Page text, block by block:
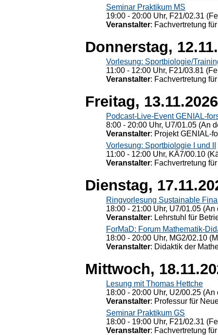
Seminar Praktikum MS
19:00 - 20:00 Uhr, F21/02.31
Veranstalter: Fachvertretung
Donnerstag,
Vorlesung: Sportbiologie/
11:00 - 12:00 Uhr, F21/03.81
Veranstalter: Fachvertretung
Freitag, 13.11.2026
Podcast-Live-Event GENIAL-
8:00 - 20:00 Uhr, U7/01.05 (An
Veranstalter: Projekt GENIAL-
Vorlesung: Sportbiologie I und II
11:00 - 12:00 Uhr, KÄ7/00.10
Veranstalter: Fachvertretung
Dienstag,
Ringvorlesung Sustainable
18:00 - 21:00 Uhr, U7/01.05
Veranstalter: Lehrstuhl für
ForMaD: Forum Mathematik-
18:00 - 20:00 Uhr, MG2/02.10
Veranstalter: Didaktik der
Mittwoch,
Lesung mit Thomas Hettche
18:00 - 20:00 Uhr, U2/00.25
Veranstalter: Professur für
Seminar Praktikum GS
18:00 - 19:00 Uhr, F21/02.31
Veranstalter: Fachvertretung